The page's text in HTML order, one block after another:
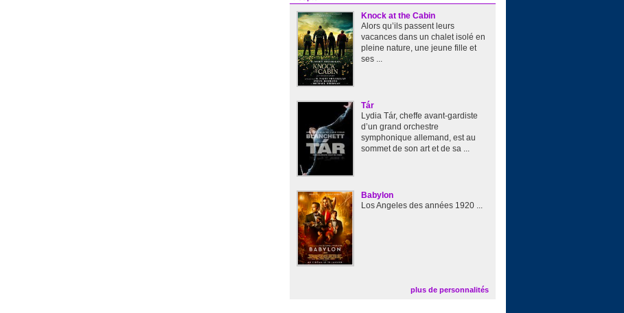
Knock at the Cabin
Alors qu’ils passent leurs
vacances dans un chalet isolé en
pleine nature, une jeune fille et
ses ...
Tár
Lydia Tár, cheffe avant-gardiste
d’un grand orchestre
symphonique allemand, est au
sommet de son art et de sa ...
Babylon
Los Angeles des années 1920 ...
plus de personnalités